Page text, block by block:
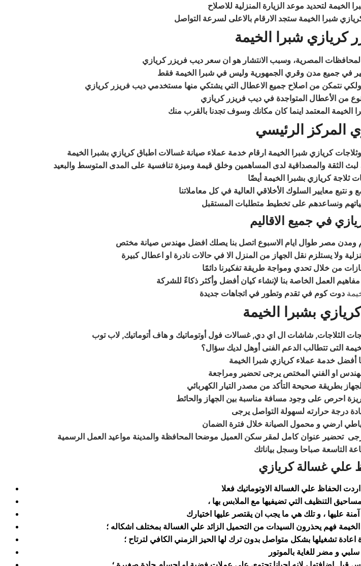
لتحديد موعد الزيارة المنزلية للاصلاح
شبرا الخيمة ستجد الارقام بالاعلى لسرعة التواصل
كريازي شبرا الخيمة
المصرية، وسبب الانتشار هو ان سعر ديب فريزر كريازي
في جميع مدن وقري الجمهورية وليس في شبرا الخيمة فقط
من الأعطال المتواجدة في ديب فريزر كريازي
المعتمد اينما كان مكانك وسوف تجدنا بالقرب منك
المركز الرئيسي
كريازي شبرا الخيمة ارقام خدمة عملاء صيانة غسالات اطباق كريازي بشبرا الخيمة
لبث الثقة والمصداقية لدى المساهمين وخلق قيمة وميزة تنافسية على المدى المتوسط والبعيد
كريازي بشبرا الخيمة أيضًا
معايير السلوك الأخلاقي العالية في كل معاملاتنا
ونساعدهم على تخطيط متطلبات المستقبل
في جميع الاقاليم
ومدن مصر طوال ايام الاسبوع اتصل بنا يصلك افضل مهندس صيانة مختص
ولا يستلزم نقل الجهاز من المنزل الا في حالات نادرة او اعطال كبيرة
من خلال تحدي ومواجة طريقة تفكيرنا دائمًا
العمل الخاصة بنا لإنشاء كيان أفضل وأكثر ذكاءً للشركة
بشبرا الخيمة
الثلاجات, شاشات ال اي دي, غسالات فول أوتوماتيك و هاف أتوماتيك, لاب توب
التى تتطالب الدعم الفنى أوهل لديك سؤال؟
أفضل خدمة عملاء كريازي شبرا الخيمة
او الفني المختص يرجى تحضير ومراجعة
بطريقة صحيحة التأكد من مصدر التيار الكهربائي
احرص على وجود مسافة مناسبة بين الجهاز والحائط
درجة حرارته لسهولة التواصل يرجى
ارضي و محمول الصيانة خلال فترة الضمان
تحضير عنوان كامل لمقر سكن العميل موضحا المحافظة والمدينة مواعيد العمل الرسمية
التاسعة صباحا وسجل بياناتك
علي غسالةكريازي
الحفاظ علي الغسالة الاوتوماتيك فعلا
التنظيف التي تضيفيها مع الملابس بها
عليها ، و تلك هي ما يجب ان يقتصر عليها اختيارك
فهم يحذرون السيدات من التحميل الزائد علي الغسالة بمختلف اشكاله ؛
تشغيلها بشكل متواصل بدون ترك لها الحيز الزمني الكافي لترتاح ؛
و مضر للغاية بالموتور